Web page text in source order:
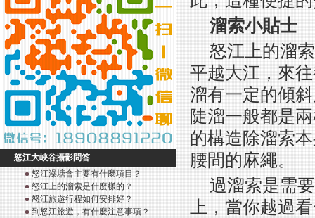
怒江大峽谷攝影問答
怒江澡塘會主要有什麼項目？
怒江上的溜索是什麼樣的？
怒江旅遊行程如何安排好？
到怒江旅遊，有什麼注意事項？
溜索小貼士
怒江上的溜
平越大江，來
溜有一定的傾
陡溜一般都是
的構造除溜索
腰間的麻繩。
過溜索是需
上，當你越過